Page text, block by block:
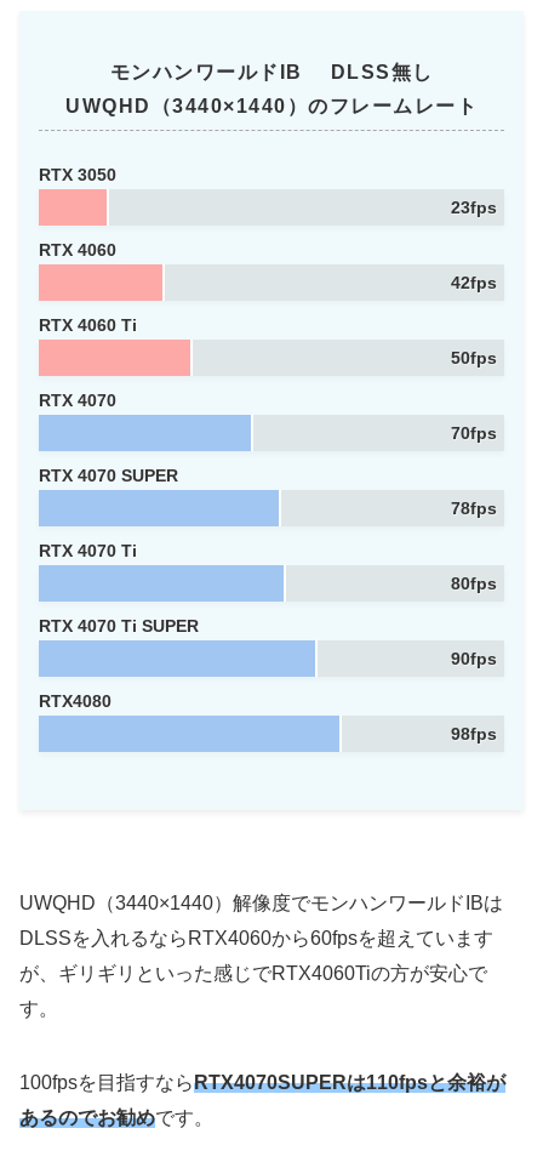
モンハンワールドIB DLSS無し
UWQHD（3440×1440） のフレームレート
RTX 3050
23fps
RTX 4060
42fps
RTX 4060 Ti
50fps
RTX 4070
70fps
RTX 4070 SUPER
78fps
RTX 4070 Ti
80fps
RTX 4070 Ti SUPER
90fps
RTX4080
98fps
UWQHD（3440×1440）解像度でモンハンワールドIBは
DLSSを入れるならRTX4060から60fpsを超えています
が、ギリギリといった感じでRTX4060Tiの方が安心で
す。
100fpsを目指すならRTX4070SUPERは110fpsと余裕が
あるのでお勧めです。